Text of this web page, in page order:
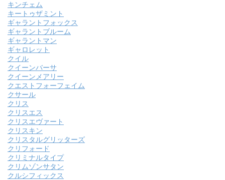
キンチェム
キートゥザミント
ギャラントフォックス
ギャラントブルーム
ギャラントマン
ギャロレット
クイル
クイーンバーサ
クイーンメアリー
クエストフォーフェイム
クサール
クリス
クリスエス
クリスエヴァート
クリスキン
クリスタルグリッターズ
クリフォード
クリミナルタイプ
クリムゾンサタン
クルシフィックス